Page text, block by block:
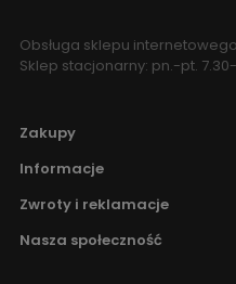
Obsługa sklepu
Sklep stacjonarny: pn.-pt. 7.30-
Zakupy
Informacje
Zwroty i reklamacje
Nasza społeczność